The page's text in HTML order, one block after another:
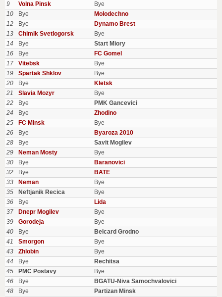
9
Volna Pinsk
Bye
10
Bye
Molodechno
12
Bye
Dynamo Brest
13
Chimik Svetlogorsk
Bye
14
Bye
Start Miory
16
Bye
FC Gomel
17
Vitebsk
Bye
19
Spartak Shklov
Bye
20
Bye
Kletsk
21
Slavia Mozyr
Bye
22
Bye
PMK Gancevici
24
Bye
Zhodino
25
FC Minsk
Bye
26
Bye
Byaroza 2010
28
Bye
Savit Mogilev
29
Neman Mosty
Bye
30
Bye
Baranovici
32
Bye
BATE
33
Neman
Bye
35
Neftjanik Recica
Bye
36
Bye
Lida
37
Dnepr Mogilev
Bye
39
Gorodeja
Bye
40
Bye
Belcard Grodno
41
Smorgon
Bye
43
Zhlobin
Bye
44
Bye
Rechitsa
45
PMC Postavy
Bye
46
Bye
BGATU-Niva Samochvalovici
48
Bye
Partizan Minsk